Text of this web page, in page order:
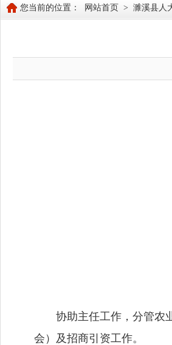
您当前的位置： 网站首页 > 濉溪县人
协助主任工作，分管农
会）及招商引资工作。